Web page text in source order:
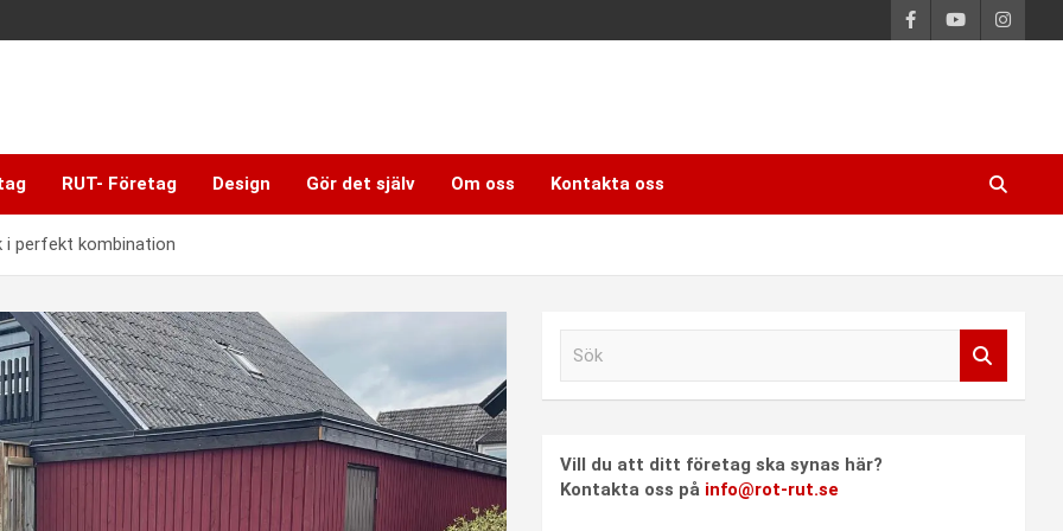
RUT- Företag Design Gör det själv Om oss Kontakta oss
perfekt kombination
Vill du att ditt företag ska synas här?
Kontakta oss på info@rot-rut.se